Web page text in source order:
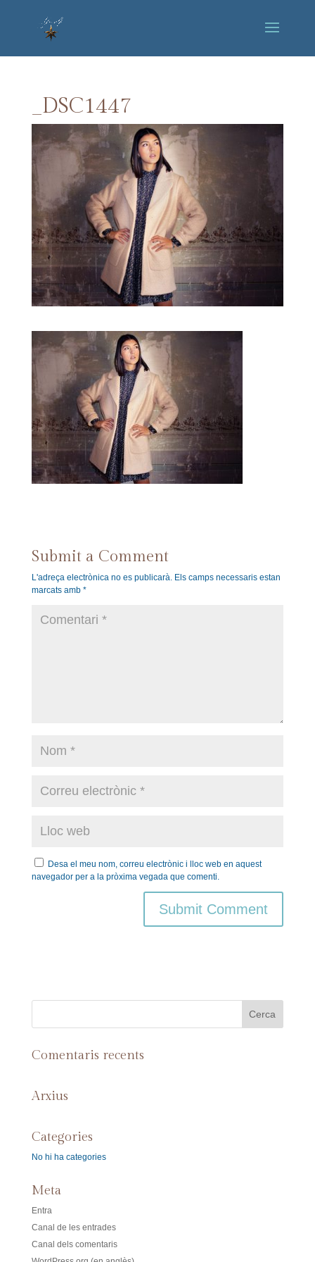
_DSC1447
Submit a Comment
L'adreça electrònica no es publicarà. Els camps necessaris estan
marcats amb *
Desa el meu nom, correu electrònic i lloc web en aquest
navegador per a la pròxima vegada que comenti.
Comentaris recents
Arxius
Categories
No hi ha categories
Meta
Entra
Canal de les entrades
Canal dels comentaris